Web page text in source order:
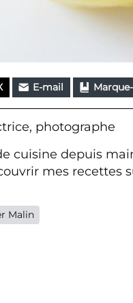
E-mail
photographe
cuisine depuis
mes recettes
Malin